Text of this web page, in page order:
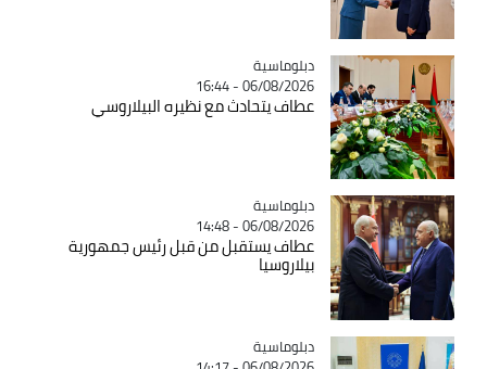
Catégorie
دبلوماسية
06/08/2026 - 16:44
عطاف يتحادث مع نظيره البيلاروسي
Catégorie
دبلوماسية
06/08/2026 - 14:48
عطاف يستقبل من قبل رئيس جمهورية
بيلاروسيا
Catégorie
دبلوماسية